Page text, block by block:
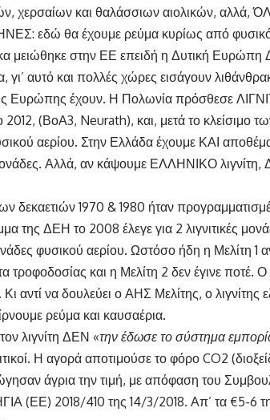
χερσαίων και θαλάσσιων αιολικών,
εδώ θα έχουμε ρεύμα κυρίως από φυσικό
μειώθηκε στην ΕΕ επειδή η Δυτική Ευρώπη
αυτό και πολλές χώρες εισάγουν
Ευρώπης έχουν. Η Πολωνία πρόσθεσε
(ΒοΑ3, Neurath), και, μετά το κλείσιμο
αερίου. Στην Ελλάδα έχουμε ΚΑΙ
μονάδες. Αλλά, αν κάψουμε ΕΛΛΗΝΙΚΟ
δεκαετιών 1970 & 1980 ήταν
της ΔΕΗ το 2008 έλεγε για 2 λιγνιτικές
φυσικού αερίου. Ωστόσο ήδη η Μελίτη 1
τροφοδοσίας και η Μελίτη 2 δεν έγινε ποτέ.
αντί να δουλεύει ο ΑΗΣ Μελίτης, ο λιγνίτης
ρεύμα και καυσαέρια.
λιγνίτη ΔΕΝ «την έδωσε το σύστημα
Η αγορά αποτιμούσε το φόρο CO2
άγρια την τιμή, με απόφαση του
(ΕΕ) 2018/410 της 14/3/2018. Απ’ τα €5-6